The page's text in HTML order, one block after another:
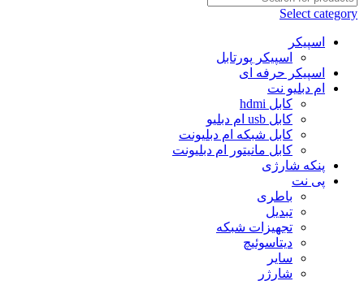
Select category
اسپیکر
اسپیکر پورتابل
اسپیکر حرفه ای
ام دبلیو نت
کابل hdmi
کابل usb ام دبلیو
کابل شبکه ام دبلیونت
کابل مانیتور ام دبلیونت
پنکه شارژی
پی نت
باطری
تبدیل
تجهیزات شبکه
دیتاسوئیچ
سایر
شارژر